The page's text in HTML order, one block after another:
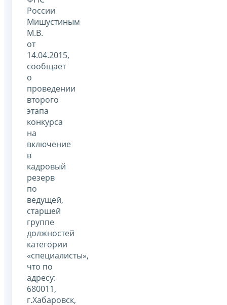
России
Мишустиным
М.В.
от
14.04.2015,
сообщает
о
проведении
второго
этапа
конкурса
на
включение
в
кадровый
резерв
по
ведущей,
старшей
группе
должностей
категории
«специалисты»,
что по
адресу:
680011,
г.Хабаровск,